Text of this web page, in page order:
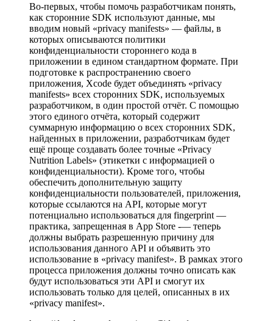
Во-первых, чтобы помочь разработчикам понять,
как сторонние SDK используют данные, мы
вводим новый «privacy manifests» — файлы, в
которых описываются политики
конфиденциальности стороннего кода в
приложении в едином стандартном формате. При
подготовке к распространению своего
приложения, Xcode будет объединять «privacy
manifests» всех сторонних SDK, используемых
разработчиком, в один простой отчёт. С помощью
этого единого отчёта, который содержит
суммарную информацию о всех сторонних SDK,
найденных в приложении, разработчикам будет
ещё проще создавать более точные «Privacy
Nutrition Labels» (этикетки с информацией о
конфиденциальности). Кроме того, чтобы
обеспечить дополнительную защиту
конфиденциальности пользователей, приложения,
которые ссылаются на API, которые могут
потенциально использоваться для fingerprint —
практика, запрещенная в App Store -— теперь
должны выбрать разрешенную причину для
использования данного API и объявить это
использование в «privacy manifest». В рамках этого
процесса приложения должны точно описать как
будут использоваться эти API и смогут их
использовать только для целей, описанных в их
«privacy manifest».